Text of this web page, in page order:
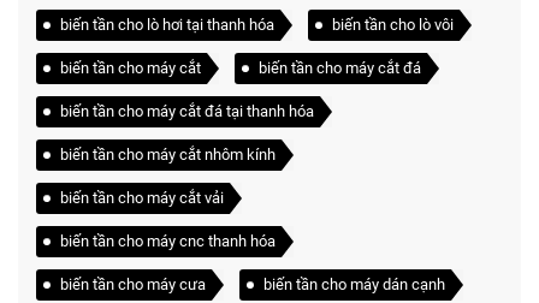
biến tần cho lò hơi tại thanh hóa biến tần cho lò vôi
biến tần cho máy cắt biến tần cho máy cắt đá
biến tần cho máy cắt đá tại thanh hóa
biến tần cho máy cắt nhôm kính
biến tần cho máy cắt vải
biến tần cho máy cnc thanh hóa
biến tần cho máy cưa biến tần cho máy dán cạnh